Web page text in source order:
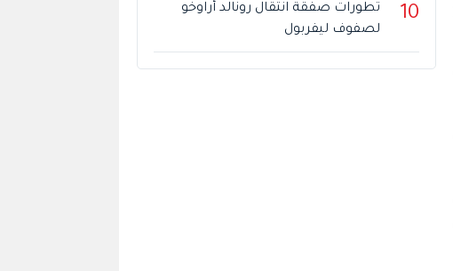
10
تطورات صفقة انتقال رونالد أراوخو
لصفوف ليفربول